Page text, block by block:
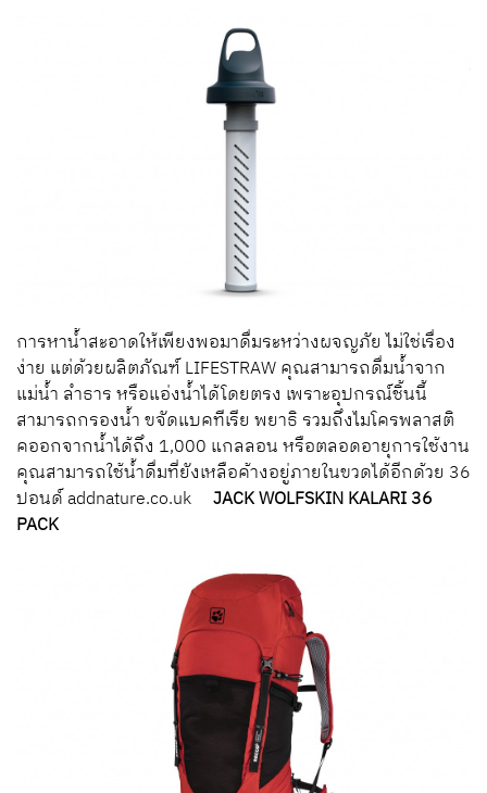
การหาน้ำสะอาดให้เพียงพอมาดื่มระหว่างผจญภัย ไม่ใช่เรื่อง
ง่าย แต่ด้วยผลิตภัณฑ์ LIFESTRAW คุณสามารถดื่มน้ำจาก
แม่น้ำ ลำธาร หรือแอ่งน้ำได้โดยตรง เพราะอุปกรณ์ชิ้นนี้
สามารถกรองน้ำ ขจัดแบคทีเรีย พยาธิ รวมถึงไมโครพลาสติ
คออกจากน้ำได้ถึง 1,000 แกลลอน หรือตลอดอายุการใช้งาน
คุณสามารถใช้น้ำดื่มที่ยังเหลือค้างอยู่ภายในขวดได้อีกด้วย 36
ปอนด์ addnature.co.uk JACK WOLFSKIN KALARI 36
PACK